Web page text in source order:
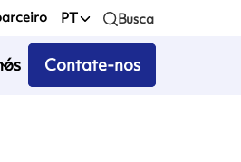
PT Busca
Contate-nos